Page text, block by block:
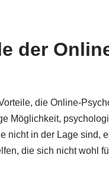
der
die Online-
Möglichkeit,
nicht in der Lage sind,
die sich nicht wohl